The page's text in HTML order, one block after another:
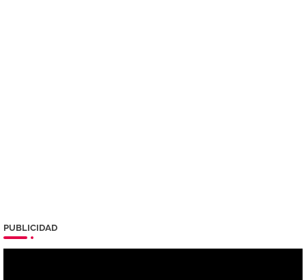
PUBLICIDAD